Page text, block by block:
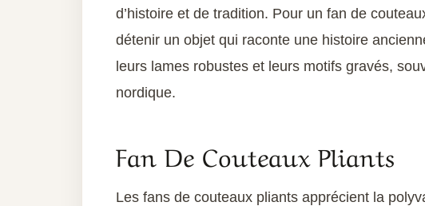
d’histoire et de tradition. Pour un fan de
détenir un objet qui raconte une histoire
leurs lames robustes et leurs motifs gravés,
nordique.
Fan De Couteaux Pliants
Les fans de couteaux pliants apprécient la